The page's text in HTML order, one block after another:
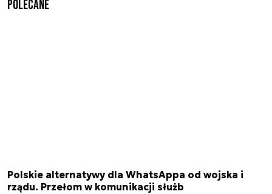
Polecane
Polskie alternatywy dla WhatsAppa od wojska i
rządu. Przełom w komunikacji służb